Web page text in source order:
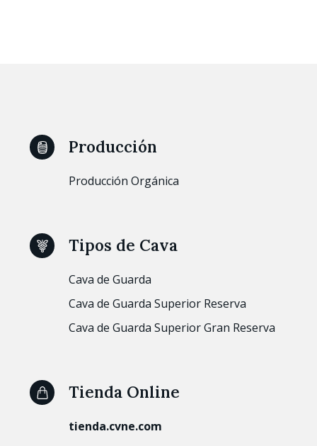
Producción
Producción Orgánica
Tipos de Cava
Cava de Guarda
Cava de Guarda Superior Reserva
Cava de Guarda Superior Gran Reserva
Tienda Online
tienda.cvne.com